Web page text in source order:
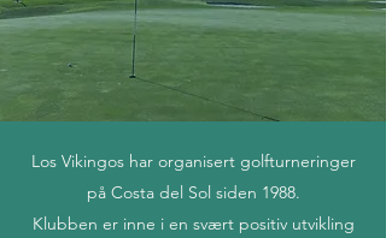
Los Vikingos har organisert golfturneringer
på Costa del Sol siden 1988.
Klubben er inne i en svært positiv utvikling